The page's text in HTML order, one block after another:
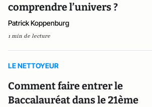
comprendre l’univers ?
Patrick Koppenburg
1 min de lecture
LE NETTOYEUR
Comment faire entrer le
Baccalauréat dans le 21ème